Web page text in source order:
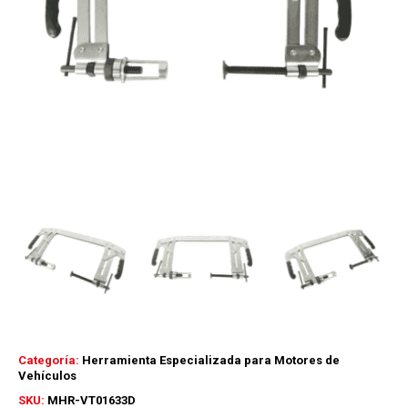
SKU: MHR-VT01633D
Categoría: Herramienta Especializada para Motores de
Vehículos